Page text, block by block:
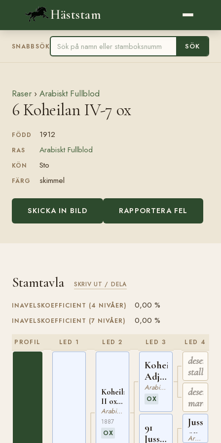
Häststam
SNABBSÖK SÖK
Raser › Arabiskt Fullblod
6 Koheilan IV-7 ox
FÖDD 1912
RAS Arabiskt Fullblod
KÖN Sto
FÄRG skimmel
SKICKA IN BILD RAPPORTERA FEL
Stamtavla SKRIV UT / DELA
INAVELSKOEFFICIENT (4 NIVÅER) 0,00 %
INAVELSKOEFFICIENT (7 NIVÅER) 0,00 %
PROFIL LED 1 LED 2
Koheilan
II ox
ASBB
2
Arabiskt Fullblod
1887
OX
LED 3
Koheilan
Adjuze
ox Arabiskt Fullblod
OX
91
Jussuf
LED 4
desert
stallion
desert
mare
Jussuf
oxArabiskt Fullblod